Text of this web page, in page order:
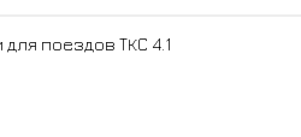
поездов ТКС 4.1